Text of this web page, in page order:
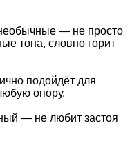
необычные — не просто
тона, словно горит
подойдёт для
опору.
— не любит застоя